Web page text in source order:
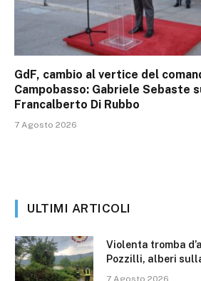
GdF, cambio al vertice del
Campobasso: Gabriele Sebaste
Francalberto Di Rubbo
7 Agosto 2026
ULTIMI ARTICOLI
Violenta tromba
Pozzilli, alberi
7 Agosto 2026